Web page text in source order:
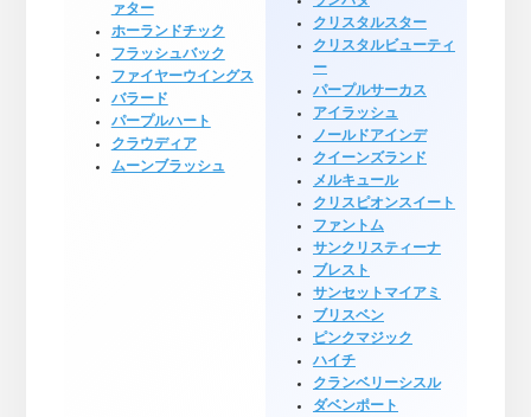
ァター
ホーランドチック
フラッシュバック
ファイヤーウイングス
バラード
パープルハート
クラウディア
ムーンブラッシュ
クリスタルスター
クリスタルビューティ
ー
パープルサーカス
アイラッシュ
ノールドアインデ
クイーンズランド
メルキュール
クリスピオンスイート
ファントム
サンクリスティーナ
ブレスト
サンセットマイアミ
ブリスベン
ピンクマジック
ハイチ
クランベリーシスル
ダベンポート